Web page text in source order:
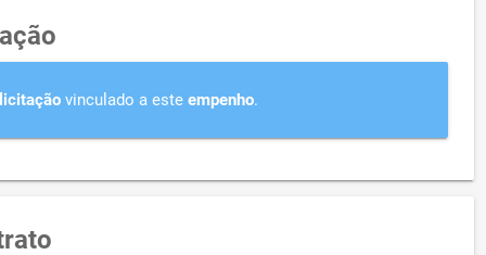
licitação vinculado a esteempenho.